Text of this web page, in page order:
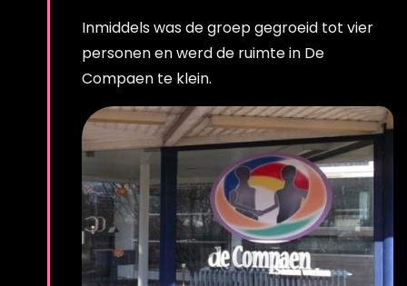
Inmiddels was de groep gegroeid tot vier
personen en werd de ruimte in De
Compaen te klein.